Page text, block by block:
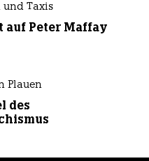
und Taxis
auf Peter Maffay
Plauen
des